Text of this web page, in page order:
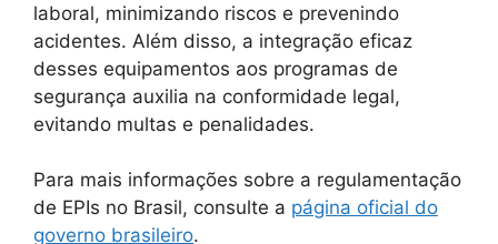
laboral, minimizando riscos e prevenindo
acidentes. Além disso, a integração eficaz
desses equipamentos aos programas de
segurança auxilia na conformidade legal,
evitando multas e penalidades.
Para mais informações sobre a regulamentação
de EPIs no Brasil, consulte a página oficial do
governo brasileiro.